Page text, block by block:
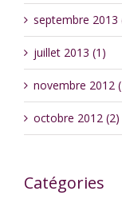
septembre 2013
juillet 2013 (1)
novembre 2012
octobre 2012 (2)
Catégories